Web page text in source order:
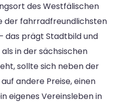
des Westfälischen
der fahrradfreundlichsten
das prägt Stadtbild und
in der sächsischen
sollte sich neben der
andere Preise, einen
eigenes Vereinsleben in